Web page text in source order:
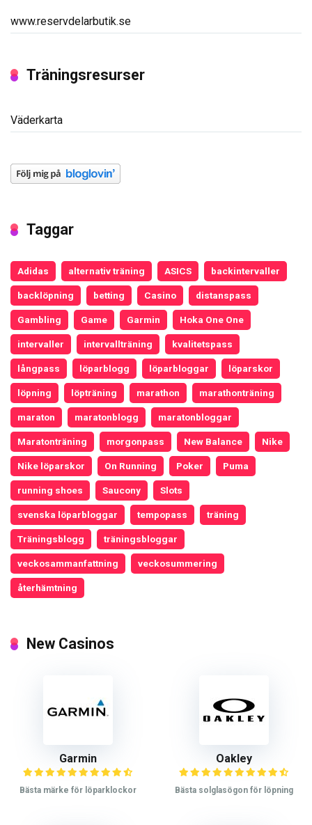
www.reservdelarbutik.se
Träningsresurser
Väderkarta
Taggar
Adidas alternativ träning ASICS backintervaller
backlöpning betting Casino distanspass
Gambling Game Garmin Hoka One One
intervaller intervallträning kvalitetspass
långpass löparblogg löparbloggar löparskor
löpning löpträning marathon marathonträning
maraton maratonblogg maratonbloggar
Maratonträning morgonpass New Balance Nike
Nike löparskor On Running Poker Puma
running shoes Saucony Slots
svenska löparbloggar tempopass träning
Träningsblogg träningsbloggar
veckosammanfattning veckosummering
återhämtning
New Casinos
Garmin
Bästa märke för löparklockor
Oakley
Bästa solglasögon för löpning